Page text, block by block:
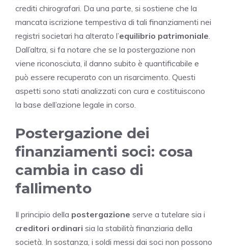
crediti chirografari. Da una parte, si sostiene che la
mancata iscrizione tempestiva di tali finanziamenti nei
registri societari ha alterato l’equilibrio patrimoniale
Dall’altra, si fa notare che se la postergazione non
viene riconosciuta, il danno subito è quantificabile e
può essere recuperato con un risarcimento. Questi
aspetti sono stati analizzati con cura e costituiscono
la base dell’azione legale in corso.
Postergazione dei
finanziamenti soci: cosa
cambia in caso di
fallimento
Il principio della postergazione serve a tutelare sia i
creditori ordinari sia la stabilità finanziaria della
società. In sostanza, i soldi messi dai soci non possono